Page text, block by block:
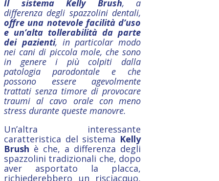
Il sistema Kelly Brush, a
differenza degli spazzolini dentali,
offre una notevole facilità d’uso
e un’alta tollerabilità da parte
dei pazienti, in particolar modo
nei cani di piccola mole, che sono
in genere i più colpiti dalla
patologia parodontale e che
possono essere agevolmente
trattati senza timore di provocare
traumi al cavo orale con meno
stress durante queste manovre.
Un’altra interessante
caratteristica del sistema Kelly
Brush è che, a differenza degli
spazzolini tradizionali che, dopo
aver asportato la placca,
richiederebbero un risciacquo,